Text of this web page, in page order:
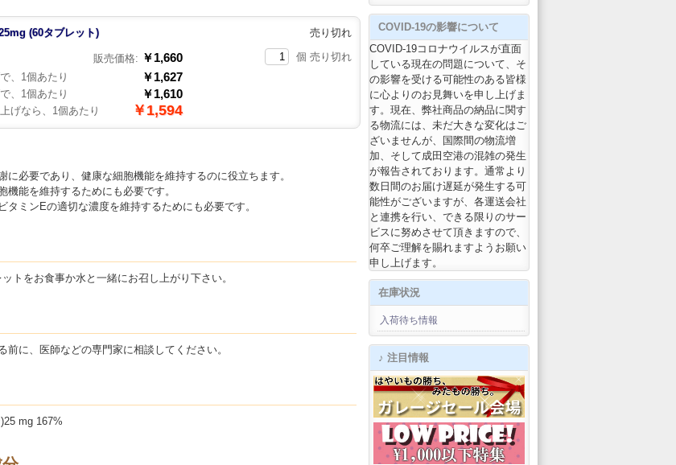
(60タブレット) 売り切れ
販売価格: ￥1,660
、1個あたり ￥1,627
、1個あたり ￥1,610
げなら、1個あたり ￥1,594
個 売り切れ
に必要であり、健康な細胞機能を維持するのに役立ちます。
機能を維持するためにも必要です。
タミンEの適切な濃度を維持するためにも必要です。
トをお食事か水と一緒にお召し上がり下さい。
前に、医師などの専門家に相談してください。
mg 167%
COVID-19の影響について
COVID-19コロナウイルスが直面
している現在の問題について、そ
の影響を受ける可能性のある皆様
に心よりのお見舞いを申し上げま
す。現在、弊社商品の納品に関す
る物流には、未だ大きな変化はご
ざいませんが、国際間の物流増
加、そして成田空港の混雑の発生
が報告されております。通常より
数日間のお届け遅延が発生する可
能性がございますが、各運送会社
と連携を行い、できる限りのサー
ビスに努めさせて頂きますので、
何卒ご理解を賜れますようお願い
申し上げます。
在庫状況
入荷待ち情報
♪ 注目情報